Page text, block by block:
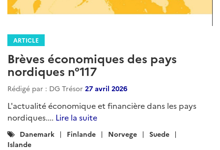
ARTICLE
Brèves économiques des pays
nordiques n°117
Rédigé par : DG Trésor 27 avril 2026
L'actualité économique et financière dans les pays
nordiques.... Lire la suite
Catégories
:
Danemark Finlande Norvege
Suede
Islande